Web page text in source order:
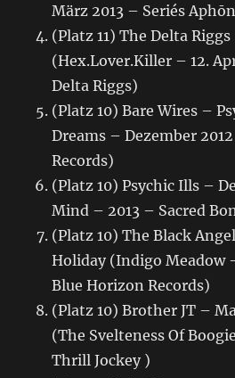
März 2013 – Seriés
(Platz 11) The Delta
(Hex.Lover.Killer – 12.
Delta Riggs)
(Platz 10) Bare Wires –
Dreams – Dezember
Records)
(Platz 10) Psychic Ills –
Mind – 2013 – Sacred
(Platz 10) The Black
Holiday (Indigo Meadow
Blue Horizon Records)
(Platz 10) Brother JT –
(The Svelteness Of
Thrill Jockey )